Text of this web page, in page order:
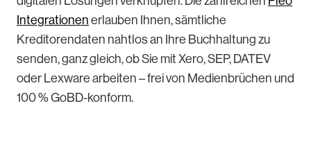
Integrationen erlauben Ihnen, sämtliche
Kreditorendaten nahtlos an Ihre Buchhaltung zu
senden, ganz gleich, ob Sie mit Xero, SEP, DATEV
oder Lexware arbeiten – frei von Medienbrüchen und
100 % GoBD-konform.